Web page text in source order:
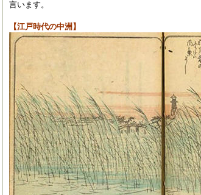
言います。
【江戸時代の中洲】